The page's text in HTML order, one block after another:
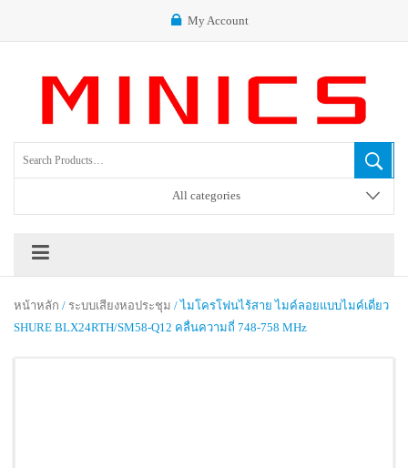
My Account
All categories
หน้าหลัก / ระบบเสียงหอประชุม / ไมโครโฟนไร้สาย ไมค์ลอยแบบไมค์เดี่ยว
SHURE BLX24RTH/SM58-Q12 คลื่นความถี่ 748-758 MHz